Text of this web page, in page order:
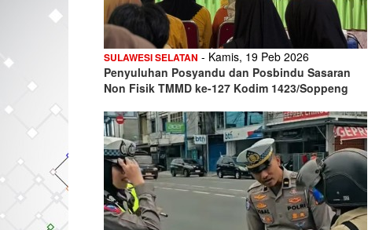
SULAWESI SELATAN - Kamis, 19 Peb 2026
Penyuluhan Posyandu dan Posbindu Sasaran
Non Fisik TMMD ke-127 Kodim 1423/Soppeng